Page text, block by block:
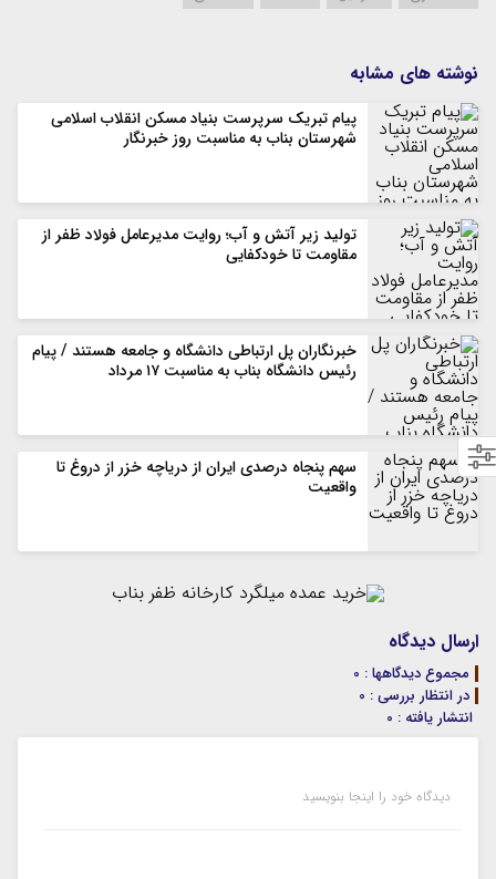
نوشته های مشابه
پیام تبریک سرپرست بنیاد مسکن انقلاب اسلامی
شهرستان بناب به مناسبت روز خبرنگار
تولید زیر آتش و آب؛ روایت مدیرعامل فولاد ظفر از
مقاومت تا خودکفایی
خبرنگاران پل ارتباطی دانشگاه و جامعه هستند / پیام
رئیس دانشگاه بناب به مناسبت ۱۷ مرداد
سهم پنجاه درصدی ایران از دریاچه خزر از دروغ تا
واقعیت
ارسال دیدگاه
مجموع دیدگاهها : 0
در انتظار بررسی : 0
انتشار یافته : 0
دیدگاه خود را اینجا بنویسید